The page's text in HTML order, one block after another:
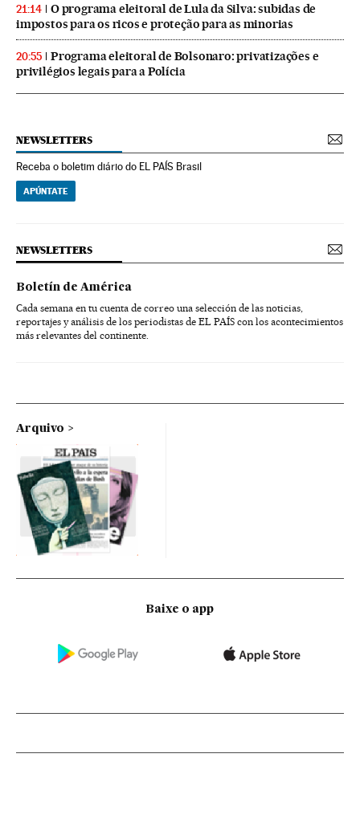
21:14
O programa eleitoral de Lula da Silva: subidas de
impostos para os ricos e proteção para as minorias
20:55
Programa eleitoral de Bolsonaro: privatizações e
privilégios legais para a Polícia
NEWSLETTERS
Receba o boletim diário do EL PAÍS Brasil
APÚNTATE
NEWSLETTERS
Boletín de América
Cada semana en tu cuenta de correo una selección de las noticias,
reportajes y análisis de los periodistas de EL PAÍS con los acontecimientos
más relevantes del continente.
Arquivo
Baixe o app